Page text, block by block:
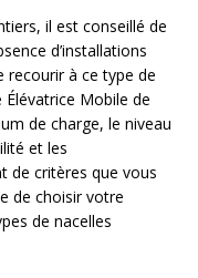
il est conseillé de
d’installations
recourir à ce type de
Mobile de
de charge, le niveau
et les
de critères que vous
de choisir votre
de nacelles